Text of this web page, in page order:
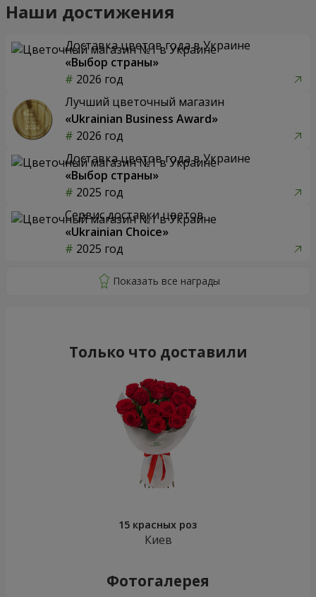
Наши достижения
Доставка цветов года в Украине
«Выбор страны»
2026 год
Лучший цветочный магазин
«Ukrainian Business Award»
2026 год
Доставка цветов года в Украине
«Выбор страны»
2025 год
Сервис доставки цветов
«Ukrainian Choice»
2025 год
Только что доставили
15 красных роз
Киев
Фотогалерея